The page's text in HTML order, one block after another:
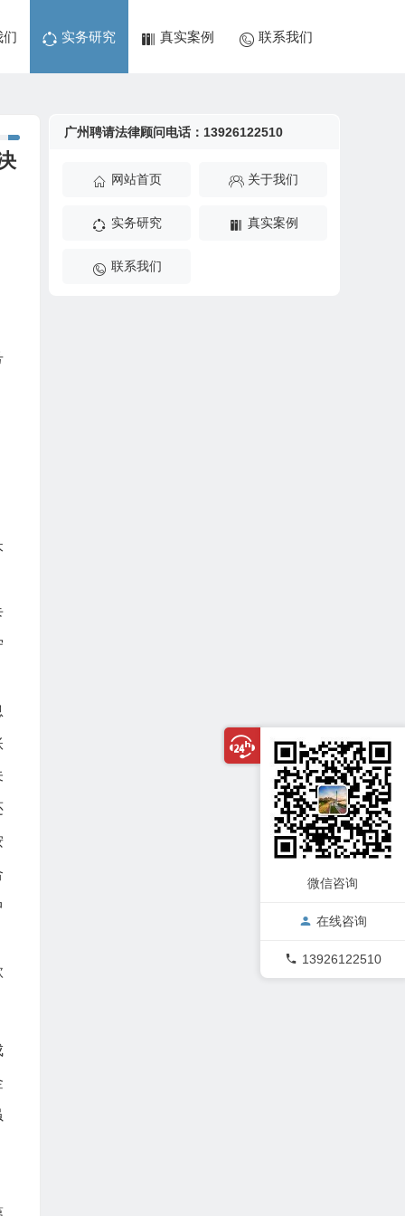
们 实务研究 真实案例 联系我们
广州聘请法律顾问电话：13926122510
网站首页 关于我们
实务研究 真实案例
联系我们
微信咨询
在线咨询
13926122510